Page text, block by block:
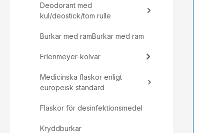
Deodorant med
kul/deostick/tom rulle
Burkar med ramBurkar med ram
Erlenmeyer-kolvar
Medicinska flaskor enligt
europeisk standard
Flaskor för desinfektionsmedel
Kryddburkar